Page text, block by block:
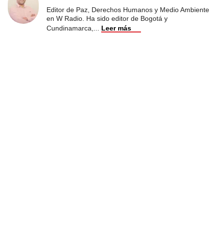
Editor de Paz, Derechos Humanos y Medio Ambiente
en W Radio. Ha sido editor de Bogotá y
Cundinamarca,
Leer más